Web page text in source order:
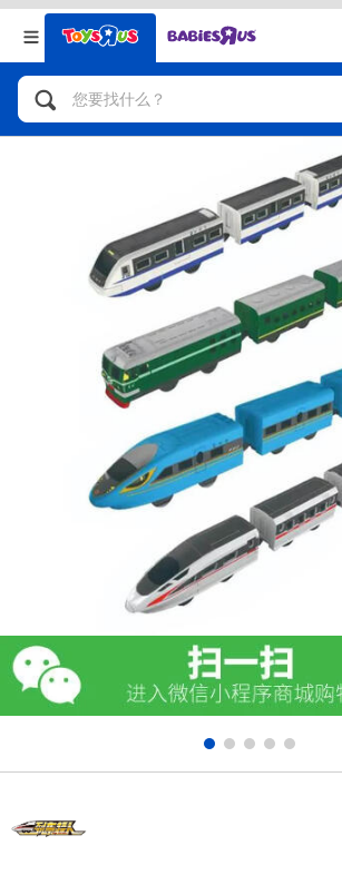
返回
分类目录
人气英雄，角色扮演，射击玩具
自行车，滑板车，骑乘车
拼砌组合及乐高LEGO
玩具车，货车，火车及遥控系列
手工艺，文具，蜡笔，泥胶，画板
娃娃，芭比，收藏公仔
电子玩具
游戏及拼图系列
益智学习玩具
户外及运动产品
返回
品牌